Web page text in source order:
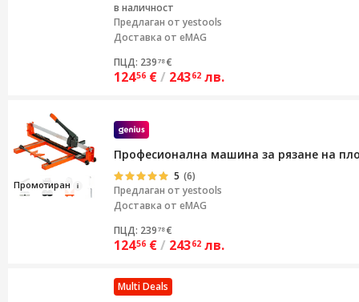
в наличност
Предлаган от yestools
Доставка от eMAG
ПЦД: 239 78 €
12456 €/ 24362 лв.
Промотиран
Професионална машина за рязане на
5 (6)
Предлаган от yestools
Доставка от eMAG
ПЦД: 239 78 €
12456 €/ 24362 лв.
Multi Deals